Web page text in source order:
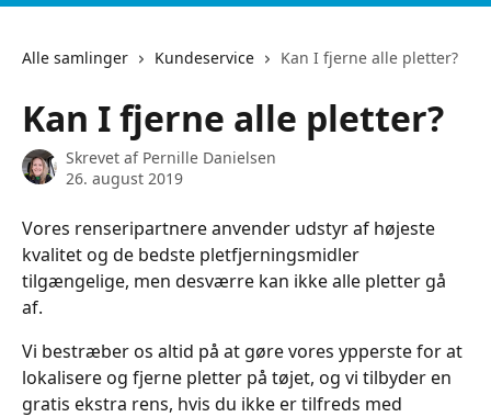
Alle samlinger Kundeservice Kan I fjerne alle pletter?
Kan I fjerne alle pletter?
Skrevet af Pernille Danielsen
26. august 2019
Vores renseripartnere anvender udstyr af højeste
kvalitet og de bedste pletfjerningsmidler
tilgængelige, men desværre kan ikke alle pletter gå
af.
Vi bestræber os altid på at gøre vores ypperste for at
lokalisere og fjerne pletter på tøjet, og vi tilbyder en
gratis ekstra rens, hvis du ikke er tilfreds med